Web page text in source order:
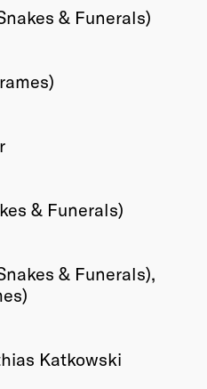
& Funerals)
& Funerals)
& Funerals),
Katkowski